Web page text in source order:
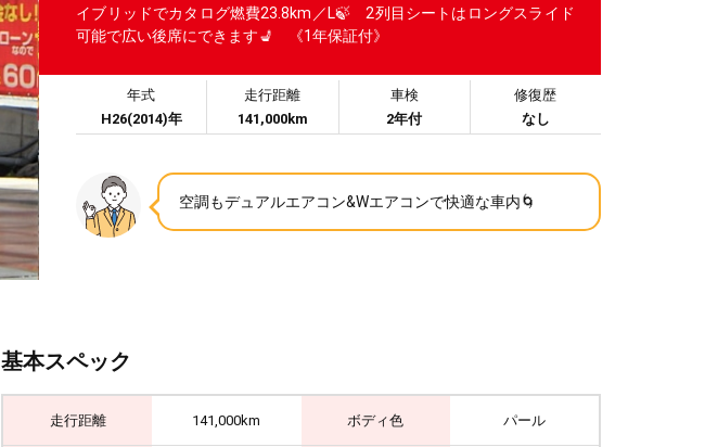
イブリッドでカタログ燃費23.8km／L🍃 2列目シートはロングスライド
可能で広い後席にできます💺 《1年保証付》
年式
H26(2014)年
走行距離
141,000km
車検
2年付
修復歴
なし
空調もデュアルエアコン&Wエアコンで快適な車内🌀
基本スペック
走行距離 141,000km ボディ色 パール